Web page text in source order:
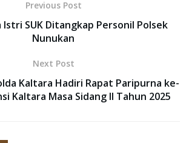
Previous Post
Istri SUK Ditangkap Personil Polsek
Nunukan
Next Post
Kaltara Hadiri Rapat Paripurna ke-
Kaltara Masa Sidang ll Tahun 2025